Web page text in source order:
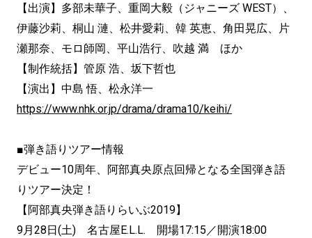
【出演】多部未華子、重岡大毅（ジャニーズ WEST）、
伊藤沙莉、桐山 漣、松井愛莉、韓 英恵、角田晃広、片
瀬那奈、モロ師岡、平山浩行、吹越 満 ほか
【制作統括】管原 浩、坂下哲也
【演出】中島 悟、松永洋一
https://www.nhk.or.jp/drama/drama10/keihi/
■弾き語りツアー情報
デビュー10周年、阿部真央原点回帰となる全国弾き語
りツアー決定！
【阿部真央弾き語りらいぶ2019】
9月28日(土) 名古屋E.L.L. 開場17:15／開演18:00